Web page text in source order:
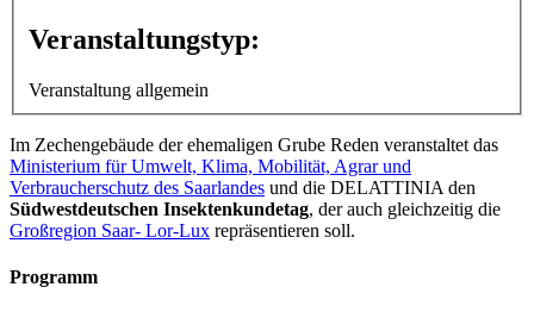
Veranstaltungstyp:
Veranstaltung allgemein
Im Zechengebäude der ehemaligen Grube Reden veranstaltet das
Ministerium für Umwelt, Klima, Mobilität, Agrar und
Verbraucherschutz des Saarlandes und die DELATTINIA den
Südwestdeutschen Insektenkundetag, der auch gleichzeitig die
Großregion Saar- Lor-Lux repräsentieren soll.
Programm